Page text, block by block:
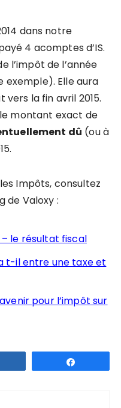
dans notre
4 acomptes d’IS.
l’impôt de l’année
exemple). Elle aura
la fin avril 2015.
montant exact de
dû (ou à
Impôts, consultez
de Valoxy :
le résultat fiscal
t-il entre une taxe et
pour l’impôt sur